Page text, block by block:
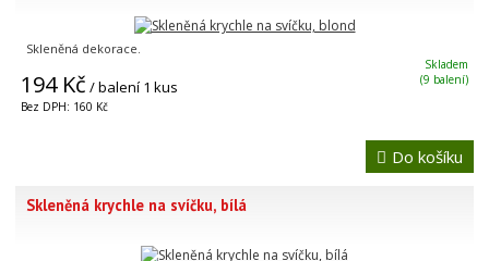
Skleněná dekorace.
194 Kč / balení 1 kus
Bez DPH: 160 Kč
Skladem
(9 balení)
Do košíku
Skleněná krychle na svíčku, bílá